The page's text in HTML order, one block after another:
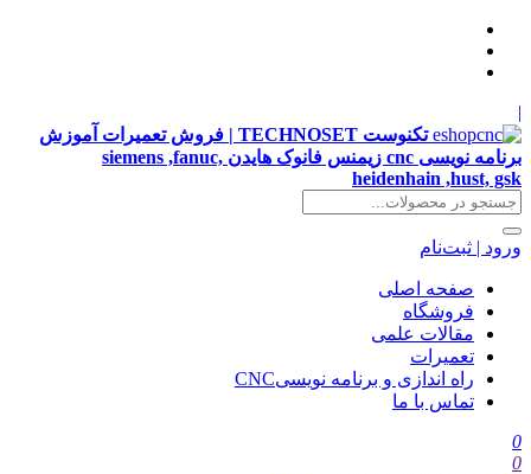
|
تکنوست TECHNOSET | فروش تعمیرات آموزش
برنامه نویسی cnc زیمنس فانوک هایدن siemens ,fanuc,
heidenhain ,hust, gsk
ورود | ثبت‌نام
صفحه اصلی
فروشگاه
مقالات علمی
تعمیرات
راه اندازی و برنامه نویسیCNC
تماس با ما
0
0